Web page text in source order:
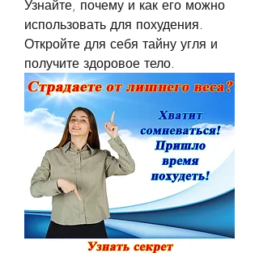
Узнайте, почему и как его можно
использовать для похудения.
Откройте для себя тайну угля и
получите здоровое тело.